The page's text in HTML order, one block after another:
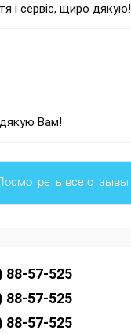
і сервіс, щиро дякую!
Вам!
все отзывы
88-57-525
88-57-525
88-57-525